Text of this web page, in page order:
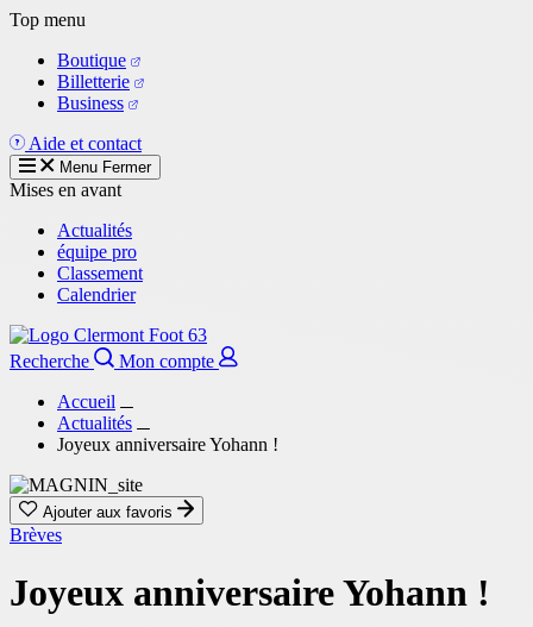
Aller
contenu
principal
Top menu
Boutique
Billetterie
Business
Aide et contact
Menu Fermer
Mises en avant
Actualités
équipe pro
Classement
Calendrier
Recherche
Mon compte
Accueil
Actualités
Joyeux anniversaire Yohann !
Ajouter aux favoris
Brèves
Joyeux anniversaire Yohann !